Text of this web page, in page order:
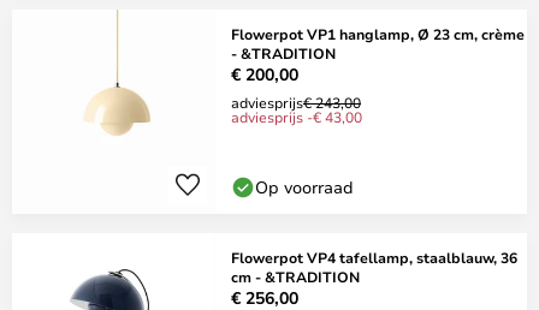
Flowerpot VP1 hanglamp, Ø 23 cm, crème
- &TRADITION
€ 200,00
adviesprijs€ 243,00
adviesprijs -€ 43,00
Op voorraad
Flowerpot VP4 tafellamp, staalblauw, 36
cm - &TRADITION
€ 256,00